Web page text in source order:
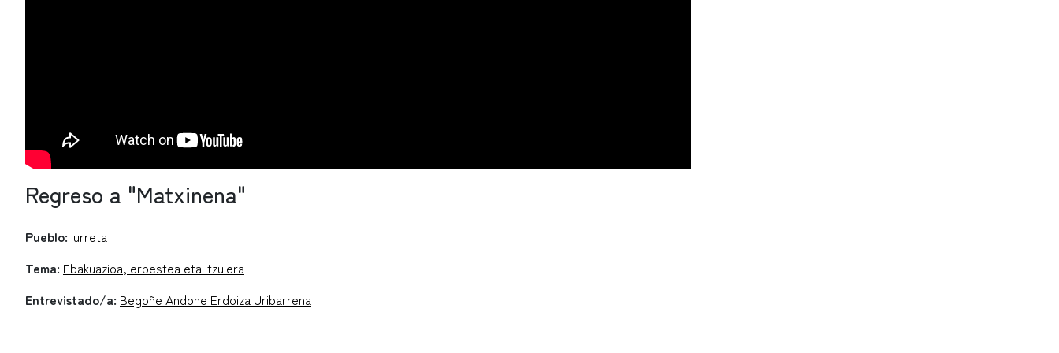
Regreso a "Matxinena"
Pueblo: Iurreta
Tema: Ebakuazioa, erbestea eta itzulera
Entrevistado/a: Begoñe Andone Erdoiza Uribarrena